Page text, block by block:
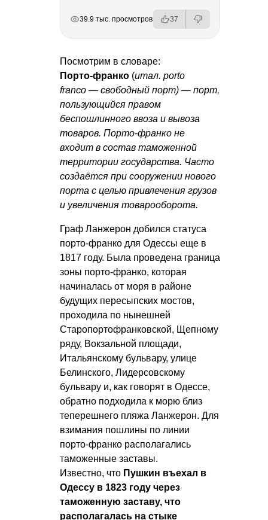
39.9 тыс. просмотров 37
Посмотрим в словаре:
Порто-франко (итал. porto
franco — свободный порт) — порт,
пользующийся правом
беспошлинного ввоза и вывоза
товаров. Порто-франко не
входит в состав таможенной
территории государства. Часто
создаётся при сооружении нового
порта с целью привлечения грузов
и увеличения товарооборота.
Граф Ланжерон добился статуса
порто-франко для Одессы еще в
1817 году. Была проведена граница
зоны порто-франко, которая
начиналась от моря в районе
будущих пересыпских мостов,
проходила по нынешней
Старопортофранковской, Щепному
ряду, Вокзальной площади,
Итальянскому бульвару, улице
Белинского, Лидерсовскому
бульвару и, как говорят в Одессе,
обратно подходила к морю близ
теперешнего пляжа Ланжерон. Для
взимания пошлины по линии
порто-франко располагались
таможенные заставы.
Известно, что Пушкин въехал в
Одессу в 1823 году через
таможенную заставу, что
располагалась на стыке